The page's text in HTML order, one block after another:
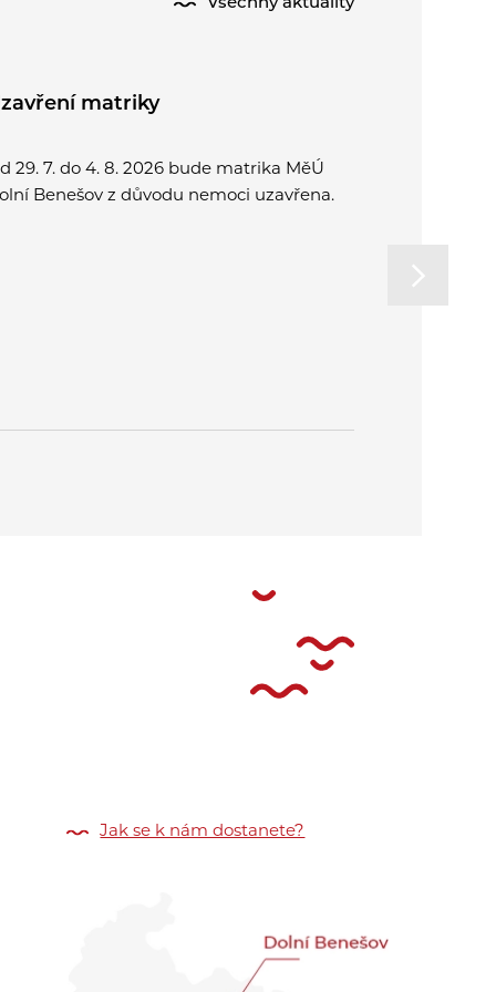
Všechny aktuality
matriky
29. 7. do 4. 8. 2026 bude matrika MěÚ
Benešov z důvodu nemoci uzavřena.
Jak se k nám dostanete?